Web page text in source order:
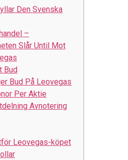
Den Svenska
–
Slår Until Mot
Bud
Bud På Leovegas
Per Aktie
Avnotering
Leovegas-köpet